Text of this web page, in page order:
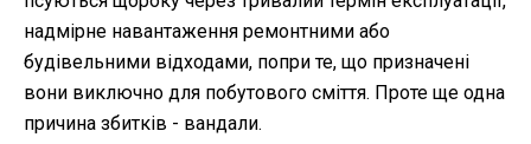
надмірне навантаження ремонтними або
будівельними відходами, попри те, що призначені
вони виключно для побутового сміття. Проте ще одна
причина збитків - вандали.